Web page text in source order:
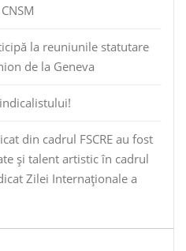
la reuniunile statutare
de la Geneva
din cadrul FSCRE au fost
și talent artistic în cadrul
Zilei Internaționale a